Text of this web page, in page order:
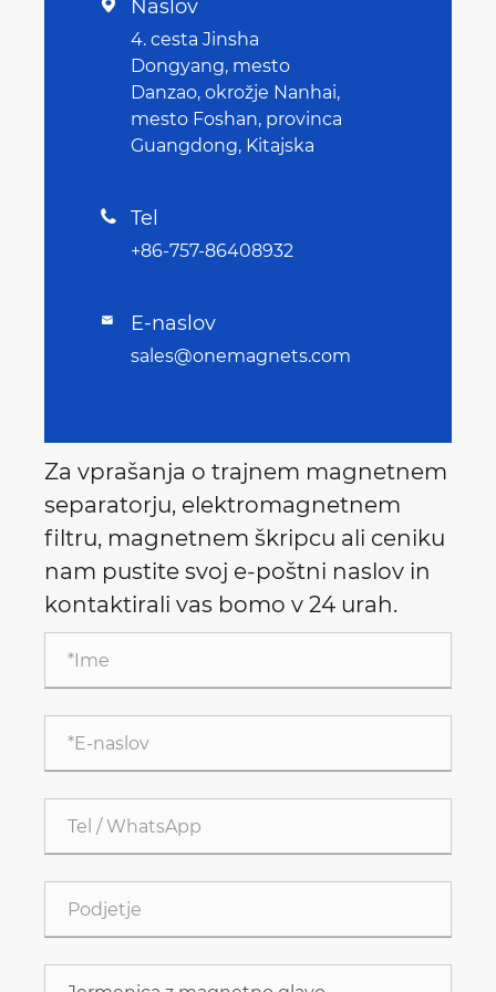
 Naslov
4. cesta Jinsha
Dongyang, mesto
Danzao, okrožje Nanhai,
mesto Foshan, provinca
Guangdong, Kitajska
 Tel
+86-757-86408932
 E-naslov
sales@onemagnets.com
Za vprašanja o trajnem magnetnem
separatorju, elektromagnetnem
filtru, magnetnem škripcu ali ceniku
nam pustite svoj e-poštni naslov in
kontaktirali vas bomo v 24 urah.